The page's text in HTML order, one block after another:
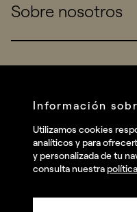
Startups
Work
Sobre nosotros
Talent
Contact
Instagram
Facebook
Información
Utilizamos cookies
analíticos y para
y personalizada de tu
consulta nuestra